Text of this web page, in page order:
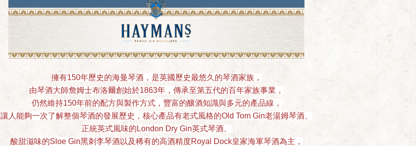
擁有150年歷史的海曼琴酒，是英國歷史最悠久的琴酒家族，
由琴酒大師詹姆士布洛爾創始於1863年，傳承至第五代的百年家族事業，
仍然維持150年前的配方與製作方式，豐富的釀酒知識與多元的產品線，
讓人能夠一次了解整個琴酒的發展歷史，核心產品有老式風格的Old Tom Gin老湯姆琴酒、
正統英式風味的 London Dry Gin英式琴酒、
酸甜滋味的Sloe Gin黑刺李琴酒以及稀有的高酒精度Royal Dock皇家海軍琴酒為主，